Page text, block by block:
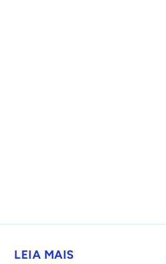
LEIA MAIS